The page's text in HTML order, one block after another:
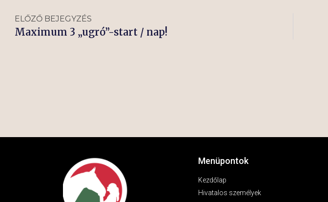
ELŐZŐ BEJEGYZÉS
Maximum 3 „ugró”-start / nap!
Menüpontok
Kezdőlap
Hivatalos személyek